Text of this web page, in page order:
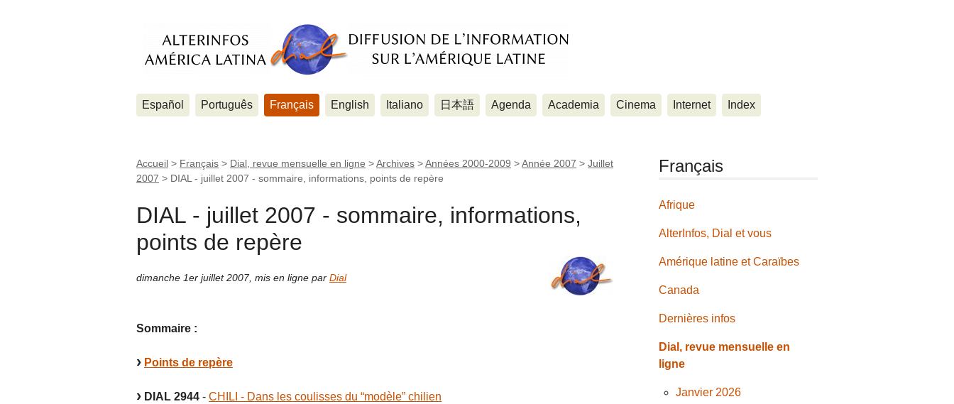
Español Português Français English Italiano 日本語 Agenda Academia Cinema Internet Index
Accueil > Français > Dial, revue mensuelle en ligne >Archives >Années 2000-2009 >Année 2007 > Juillet
2007 > DIAL - juillet 2007 - sommaire, informations, points de repère
DIAL - juillet 2007 - sommaire, informations,
points de repère
dimanche 1er juillet 2007, mis en ligne par Dial
Sommaire :
Points de repère
DIAL 2944 - CHILI - Dans les coulisses du “modèle” chilien
Français
Afrique
AlterInfos, Dial et vous
Amérique latine et Caraïbes
Canada
Dernières infos
Dial, revue mensuelle en
ligne
Janvier 2026